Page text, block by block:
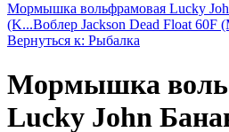
Мормышка вольфрамовая Lucky
(K...Воблер Jackson Dead Float 60F
Вернуться к: Рыбалка
Мормышка
Lucky John